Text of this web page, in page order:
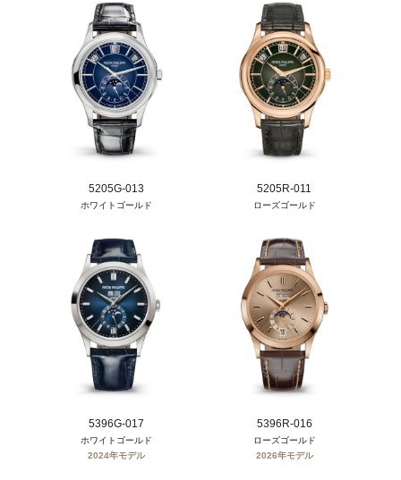
5205G-013
ホワイトゴールド
5205R-011
ローズゴールド
5396G-017
ホワイトゴールド
2024年モデル
5396R-016
ローズゴールド
2026年モデル